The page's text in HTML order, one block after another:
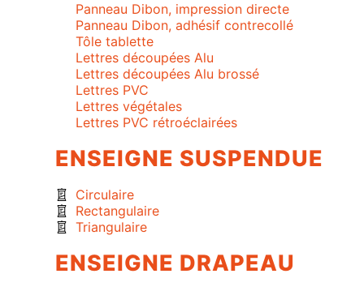
Panneau Dibon, impression directe
Panneau Dibon, adhésif contrecollé
Tôle tablette
Lettres découpées Alu
Lettres découpées Alu brossé
Lettres PVC
Lettres végétales
Lettres PVC rétroéclairées
ENSEIGNE SUSPENDUE
Circulaire
Rectangulaire
Triangulaire
ENSEIGNE DRAPEAU